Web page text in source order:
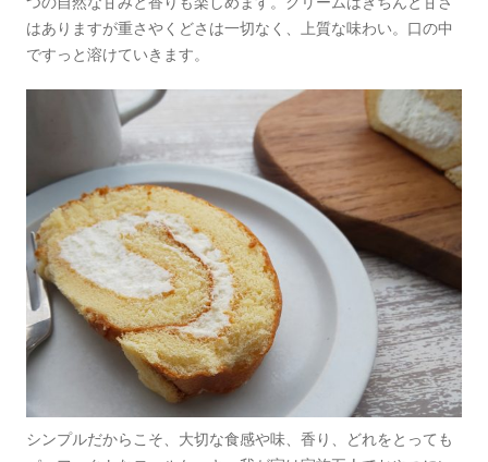
はありますが重さやくどさは一切なく、上質な味わい。口の中
ですっと溶けていきます。
シンプルだからこそ、大切な食感や味、香り、どれをとっても